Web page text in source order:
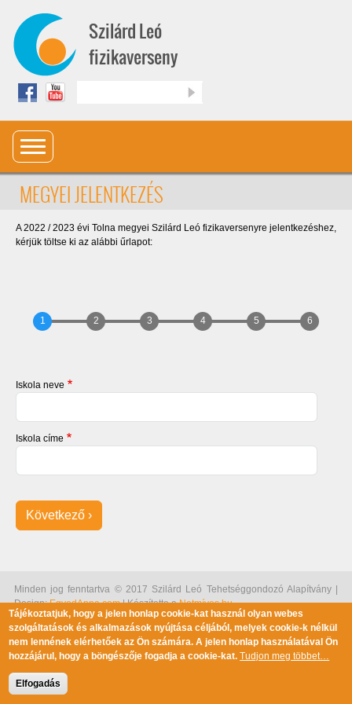
Szilárd Leó
fizikaverseny
MEGYEI JELENTKEZÉS
A 2022 / 2023 évi Tolna megyei Szilárd Leó fizikaversenyre jelentkezéshez,
kérjük töltse ki az alábbi űrlapot:
Iskola neve
Iskola címe
Minden jog fenntartva © 2017 Szilárd Leó Tehetséggondozó Alapítvány |
Design:EgyedAnna.com| Készítette aNetmíves.hu
Tájékoztatjuk, hogy a jelen honlap cookie-kat használ olyan webes
szolgáltatások és alkalmazások nyújtása céljából, melyek cookie-k nélkül
nem lennének elérhetőek az Ön számára. A jelen honlap használatával Ön
hozzájárul, hogy a böngészője fogadja a cookie-kat. Tudjon meg többet…
Elfogadás